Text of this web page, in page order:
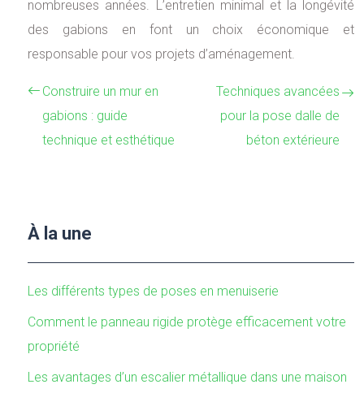
nombreuses années. L’entretien minimal et la longévité
des gabions en font un choix économique et
responsable pour vos projets d’aménagement.
Construire un mur en
gabions : guide
technique et esthétique
Techniques avancées
pour la pose dalle de
béton extérieure
À la une
Les différents types de poses en menuiserie
Comment le panneau rigide protège efficacement votre
propriété
Les avantages d’un escalier métallique dans une maison